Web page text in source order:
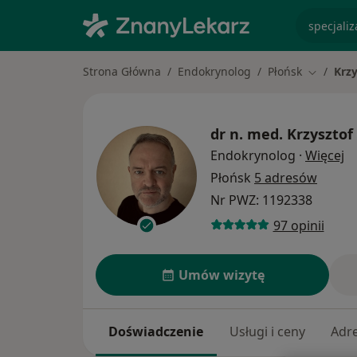
Strona Główna Endokrynolog Płońsk Zmień
dr n. med. Krzysztof
Endokrynolog · Więcej
Płońsk 5 adresów
Nr PWZ: 1192338
97 opinii
Umów wizytę
Doświadczenie Usługi i ceny